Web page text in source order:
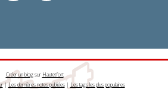
Créer un blogsur Hautetfort
|Les dernières notes publiées| Les tags les plus populaires